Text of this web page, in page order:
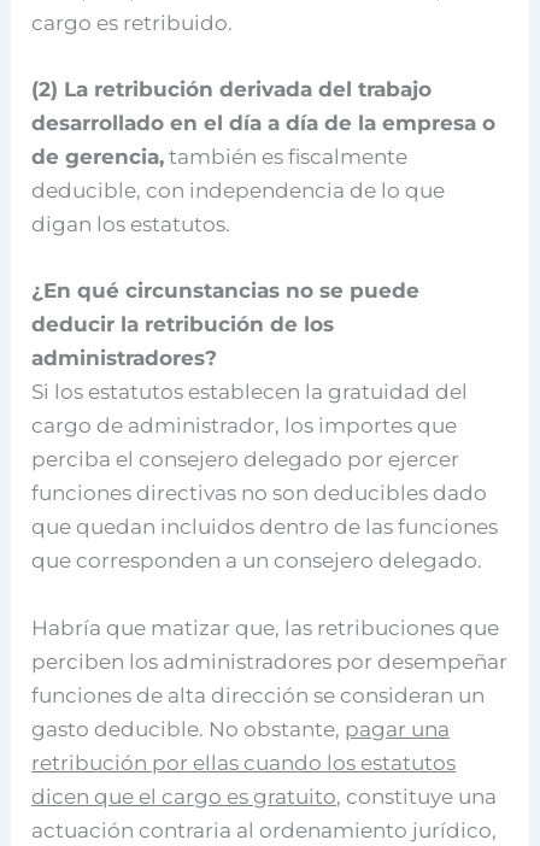
cargo es retribuido.
(2) La retribución derivada del trabajo
desarrollado en el día a día de la empresa o
de gerencia, también es fiscalmente
deducible, con independencia de lo que
digan los estatutos.
¿En qué circunstancias no se puede
deducir la retribución de los
administradores?
Si los estatutos establecen la gratuidad del
cargo de administrador, los importes que
perciba el consejero delegado por ejercer
funciones directivas no son deducibles dado
que quedan incluidos dentro de las funciones
que corresponden a un consejero delegado.
Habría que matizar que, las retribuciones que
perciben los administradores por desempeñar
funciones de alta dirección se consideran un
gasto deducible. No obstante, pagar una
retribución por ellas cuando los estatutos
dicen que el cargo es gratuito, constituye una
actuación contraria al ordenamiento jurídico,